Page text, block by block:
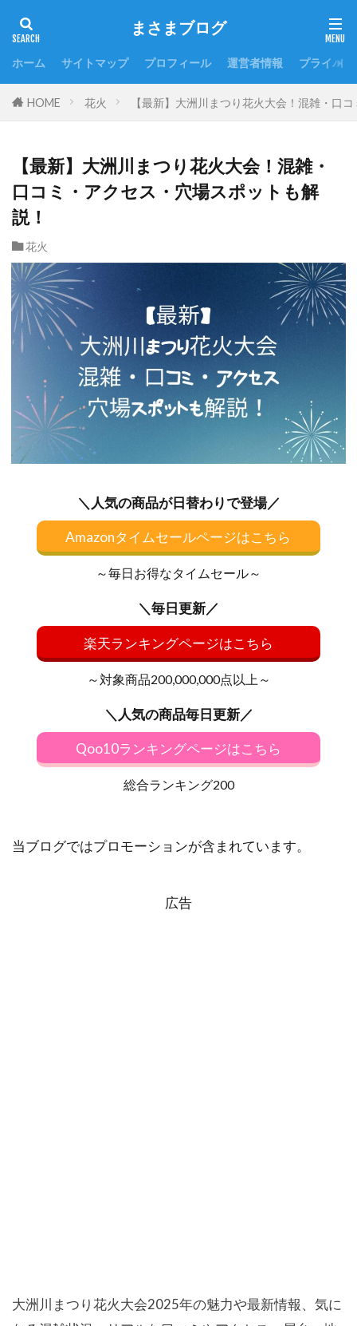
まさまブログ
ホーム サイトマップ プロフィール 運営者情報 プライバ
HOME 花火 【最新】大洲川まつり花火大会！混雑・口
【最新】大洲川まつり花火大会！混雑・
口コミ・アクセス・穴場スポットも解
説！
花火
＼人気の商品が日替わりで登場／
Amazonタイムセールページはこちら
～毎日お得なタイムセール～
＼毎日更新／
楽天ランキングページはこちら
～対象商品200,000,000点以上～
＼人気の商品毎日更新／
Qoo10ランキングページはこちら
総合ランキング200
当ブログではプロモーションが含まれています。
広告
大洲川まつり花火大会2025年の魅力や最新情報、気に